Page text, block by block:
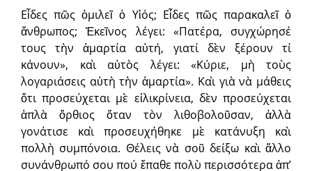
Εἶδες πῶς ὁμιλεῖ ὁ Υἱός; Εἶδες πῶς παρακαλεῖ ὁ
ἄνθρωπος; Ἐκεῖνος λέγει: «Πατέρα, συγχώρησέ
τους τὴν ἁμαρτία αὐτή, γιατί δὲν ξέρουν τί
κάνουν», καὶ αὐτὸς λέγει: «Κύριε, μὴ τοὺς
λογαριάσεις αὐτὴ τὴν ἁμαρτία». Καὶ γιὰ νὰ μάθεις
ὅτι προσεύχεται μὲ εἰλικρίνεια, δὲν προσεύχεται
ἁπλὰ ὄρθιος ὅταν τὸν λιθοβολοῦσαν, ἀλλὰ
γονάτισε καὶ προσευχήθηκε μὲ κατάνυξη καὶ
πολλὴ συμπόνοια. Θέλεις νὰ σοῦ δείξω καὶ ἄλλο
συνάνθρωπό σου πού ἔπαθε πολὺ περισσότερα ἀπ’